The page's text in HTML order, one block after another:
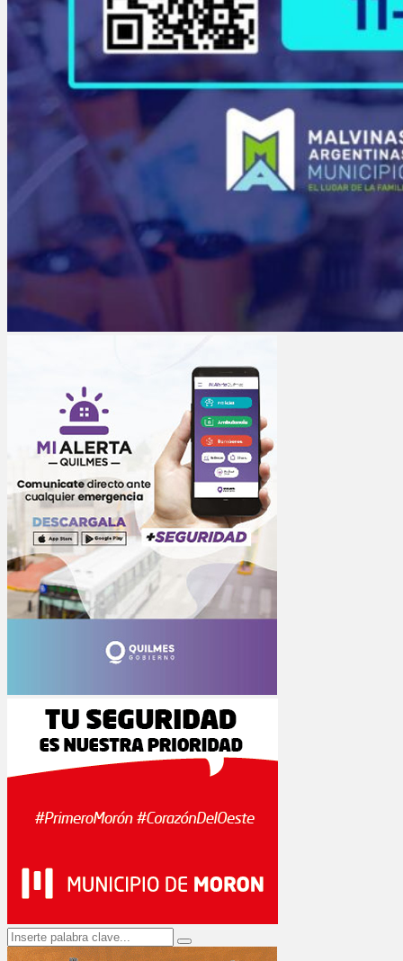
Search
for:
Search